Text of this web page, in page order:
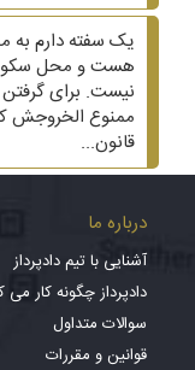
هست و محل
نیست. برای
ممنوع الخروجش
قانون...
درباره ما
آشنایی با تیم دادپرداز
دادپرداز چگونه کار می
سوالات متداول
قوانین و مقررات